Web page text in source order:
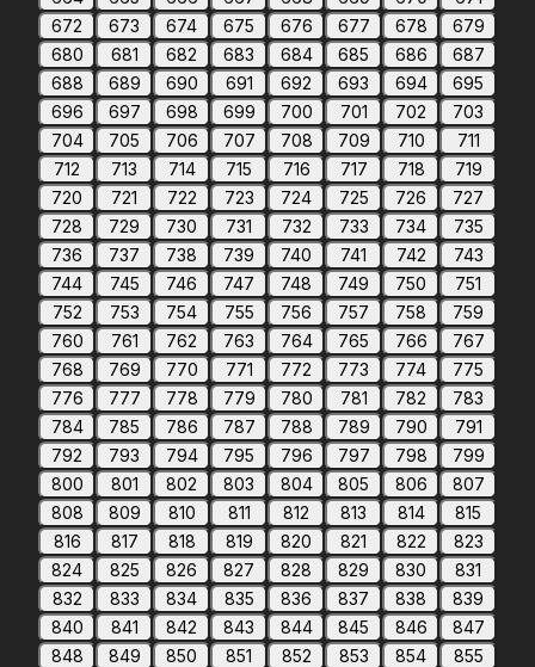
672
673 674 675 676 677 678
679
680
681 682 683 684 685 686
687
688
689 690 691 692 693 694
695
696
697 698 699 700 701 702
703
704
705 706 707 708 709 710
711
712
713 714 715 716 717 718
719
720
721 722 723 724 725 726
727
728
729 730 731 732 733 734
735
736
737 738 739 740 741 742
743
744
745 746 747 748 749 750
751
752
753 754 755 756 757 758
759
760
761 762 763 764 765 766
767
768
769 770 771 772 773 774
775
776
777 778 779 780 781 782
783
784
785 786 787 788 789 790
791
792
793 794 795 796 797 798
799
800
801 802 803 804 805 806
807
808
809 810 811 812 813 814
815
816
817 818 819 820 821 822
823
824
825 826 827 828 829 830
831
832
833 834 835 836 837 838
839
840
841 842 843 844 845 846
847
848
849 850 851 852 853 854
855